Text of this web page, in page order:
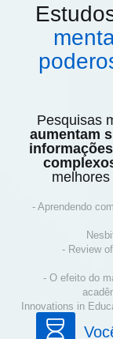
Pesquisas
aumentam
- Aprendendo
- Review
- O efeito do
Innovations in